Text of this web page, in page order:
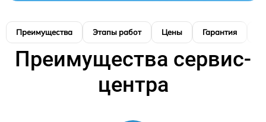
Преимущества Этапы работ Цены Гарантия
Преимущества сервис-
центра